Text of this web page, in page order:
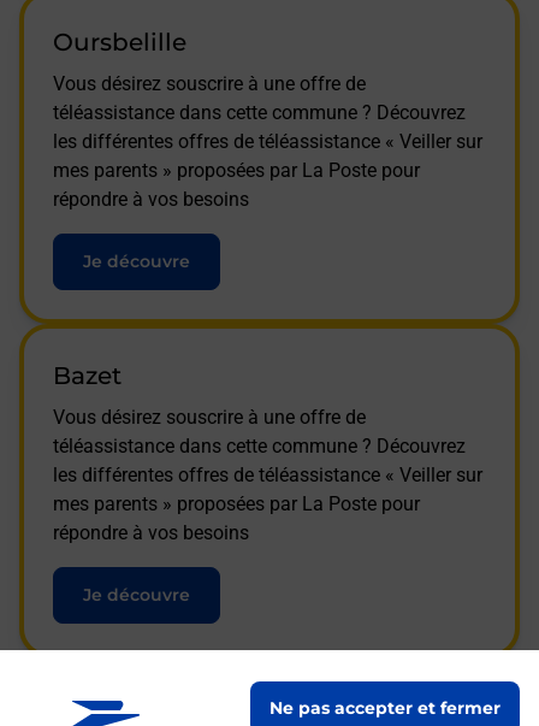
Ne pas accepter et fermer
Oursbelille
Vous désirez souscrire à une offre de
téléassistance dans cette commune ? Découvrez
les différentes offres de téléassistance « Veiller sur
mes parents » proposées par La Poste pour
répondre à vos besoins
Je découvre
Bazet
Vous désirez souscrire à une offre de
téléassistance dans cette commune ? Découvrez
les différentes offres de téléassistance « Veiller sur
mes parents » proposées par La Poste pour
répondre à vos besoins
Je découvre